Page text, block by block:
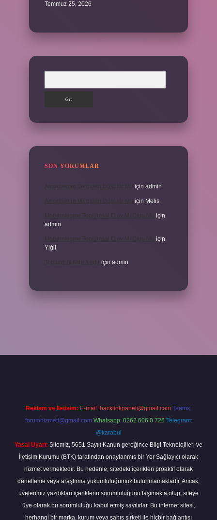
Temmuz 25, 2026
SON YORUMLAR
için admin
için Melis
için
admin
için
Yiğit
için admin
Reklam ve İletişim: E-mail: backlinkpaneli@gmail.com Teams:
forumhizmeti@gmail.com Whatsapp: 0262 606 0 726 Telegram:
@karabul
Yasal Uyarı: Sitemiz, 5651 Sayılı Kanun gereğince Bilgi Teknolojileri ve
İletişim Kurumu (BTK) tarafından onaylanmış bir Yer Sağlayıcı olarak
hizmet vermektedir. Bu nedenle, sitedeki içerikleri proaktif olarak
denetleme veya araştırma yükümlülüğümüz bulunmamaktadır. Ancak,
üyelerimiz yazdıkları içeriklerin sorumluluğunu taşımakta olup, siteye
üye olarak bu sorumluluğu kabul etmiş sayılırlar. Bu internet sitesi,
herhangi bir marka, kurum veya şahıs şirketi ile hiçbir bağlantısı